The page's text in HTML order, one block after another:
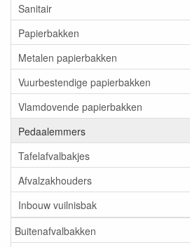
Sanitair
Papierbakken
Metalen papierbakken
Vuurbestendige papierbakken
Vlamdovende papierbakken
Pedaalemmers
Tafelafvalbakjes
Afvalzakhouders
Inbouw vuilnisbak
Buitenafvalbakken